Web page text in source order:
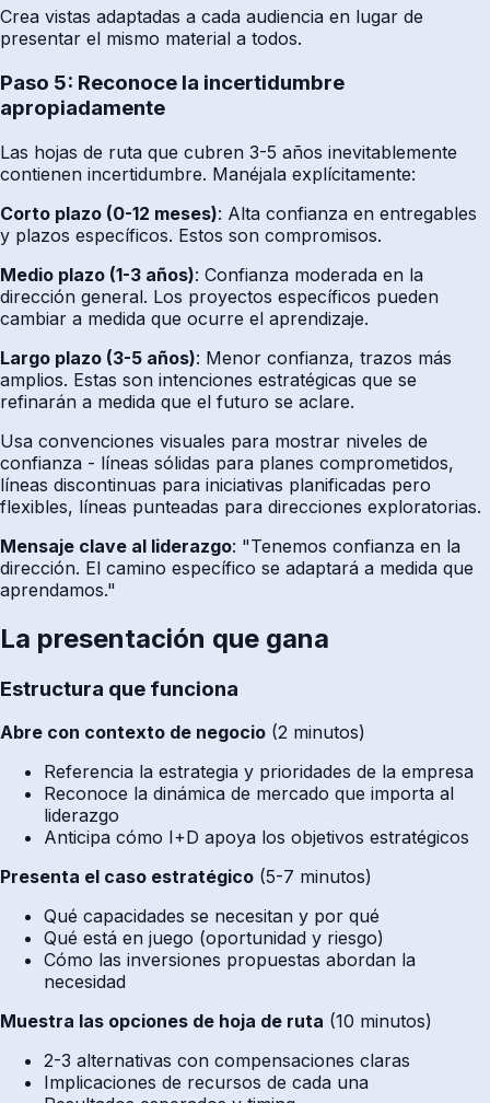
Crea vistas adaptadas a cada audiencia en lugar de
presentar el mismo material a todos.
Paso 5: Reconoce la incertidumbre
apropiadamente
Las hojas de ruta que cubren 3-5 años inevitablemente
contienen incertidumbre. Manéjala explícitamente:
Corto plazo (0-12 meses): Alta confianza en entregables
y plazos específicos. Estos son compromisos.
Medio plazo (1-3 años): Confianza moderada en la
dirección general. Los proyectos específicos pueden
cambiar a medida que ocurre el aprendizaje.
Largo plazo (3-5 años): Menor confianza, trazos más
amplios. Estas son intenciones estratégicas que se
refinarán a medida que el futuro se aclare.
Usa convenciones visuales para mostrar niveles de
confianza - líneas sólidas para planes comprometidos,
líneas discontinuas para iniciativas planificadas pero
flexibles, líneas punteadas para direcciones exploratorias.
Mensaje clave al liderazgo: "Tenemos confianza en la
dirección. El camino específico se adaptará a medida que
aprendamos."
La presentación que gana
Estructura que funciona
Abre con contexto de negocio (2 minutos)
Referencia la estrategia y prioridades de la empresa
Reconoce la dinámica de mercado que importa al
liderazgo
Anticipa cómo I+D apoya los objetivos estratégicos
Presenta el caso estratégico (5-7 minutos)
Qué capacidades se necesitan y por qué
Qué está en juego (oportunidad y riesgo)
Cómo las inversiones propuestas abordan la
necesidad
Muestra las opciones de hoja de ruta (10 minutos)
2-3 alternativas con compensaciones claras
Implicaciones de recursos de cada una